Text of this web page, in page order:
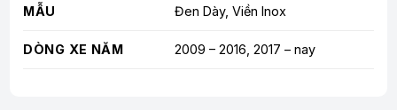
MẪU Đen Dày, Viền Inox
DÒNG XE NĂM 2009 – 2016, 2017 – nay